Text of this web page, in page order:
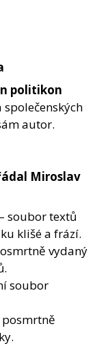
politikon
autor.
Miroslav
– soubor textů
klišé a frází.
vydaný
soubor
posmrtně